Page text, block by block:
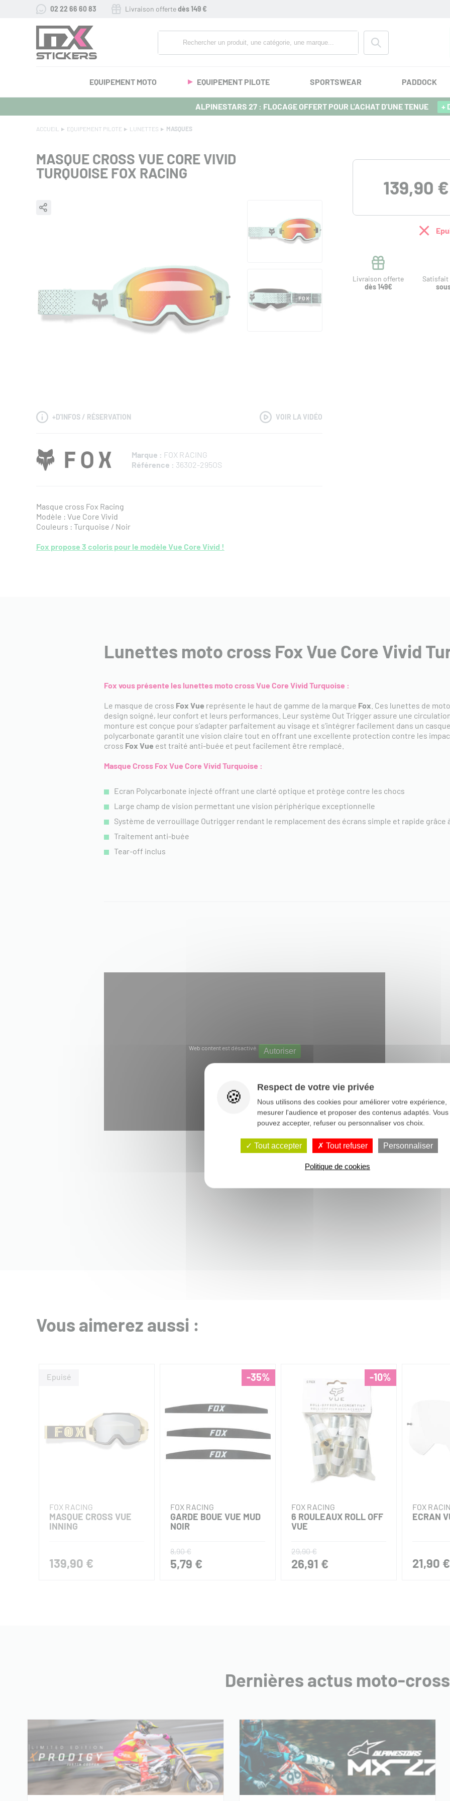
02 22 66 60 83 Livraison offertedès 149 €
EQUIPEMENT MOTO EQUIPEMENT PILOTE SPORTSWEAR PADDOCK
ALPINESTARS 27 : FLOCAGE OFFERT POUR L'ACHAT D'UNE TENUE +
ACCUEIL EQUIPEMENT PILOTE LUNETTES MASQUES
MASQUE CROSS VUE CORE VIVID
TURQUOISE FOX RACING
+D'INFOS / RÉSERVATION VOIR LA VIDÉO
Marque : FOX RACING
Référence : 36302-295OS
Masque cross Fox Racing
Modèle : Vue Core Vivid
Couleurs : Turquoise / Noir
Fox propose 3 coloris pour le modèle Vue Core Vivid !
139,90 €
Livraison offerte
dès 149€
Satisfait
Lunettes moto cross Fox Vue Core Vivid
Fox vous présente les lunettes moto cross Vue Core Vivid Turquoise :
Le masque de cross Fox Vue représente le haut de gamme de la marque Fox . Ces lunettes de
design soigné, leur confort et leurs performances. Leur système Out Trigger assure une
monture est conçue pour s’adapter parfaitement au visage et s’intégrer facilement dans un
polycarbonate garantit une vision claire tout en offrant une excellente protection contre les
cross Fox Vue est traité anti-buée et peut facilement être remplacé.
Masque Cross Fox Vue Core VividTurquoise :
Ecran Polycarbonate injecté offrant une clarté optique et protège contre les chocs
Large champ de vision permettant une vision périphérique exceptionnelle
Système de verrouillage Outrigger rendant le remplacement des écrans simple et rapide grâce
Traitement anti-buée
Tear-off inclus
Web content est désactivé. Autoriser
Vous aimerez aussi :
FOX RACING
MASQUE CROSS VUE
INNING
139,90 €
-35%
FOX RACING
GARDE BOUE VUE MUD
NOIR
8,90 €
5,79 €
-10%
FOX RACING
6 ROULEAUX ROLL OFF
VUE
29,90 €
26,91 €
FOX
ECRAN
21,90 €
Dernières actus moto-cross
Respect de votre vie privée
Nous utilisons des cookies pour améliorer votre expérience,
mesurer l'audience et proposer des contenus adaptés. Vous
pouvez accepter, refuser ou personnaliser vos choix.
Tout accepter Tout refuser Personnaliser
Politique de cookies